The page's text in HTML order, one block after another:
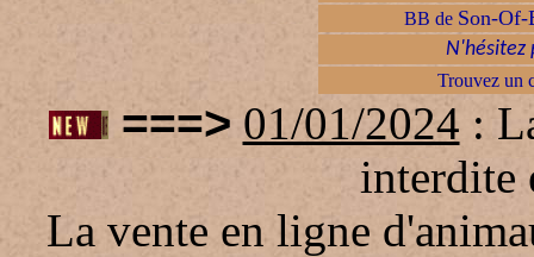
BB de Son-Of-
N'hésitez
Trouvez un
===> 01/01/2024 :
interdite
La vente en ligne